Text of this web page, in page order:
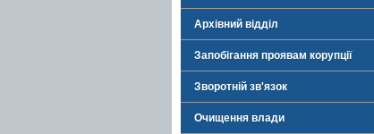
Архівний відділ
Запобігання проявам корупції
Зворотній зв'язок
Очищення влади